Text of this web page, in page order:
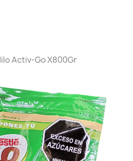
Activ-Go X800Gr